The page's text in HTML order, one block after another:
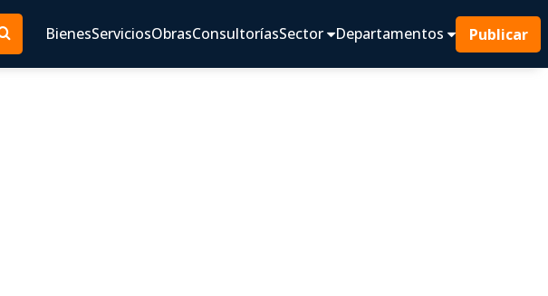
BienesServiciosObrasConsultoríasSector Departamentos Publicar